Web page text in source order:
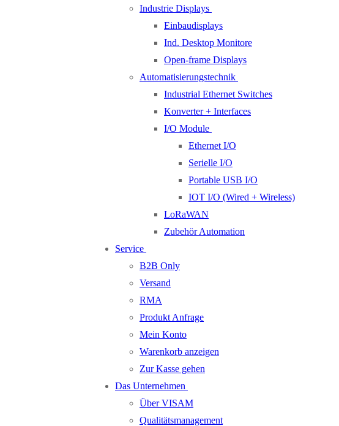
Industrie Displays
Einbaudisplays
Ind. Desktop Monitore
Open-frame Displays
Automatisierungstechnik
Industrial Ethernet Switches
Konverter + Interfaces
I/O Module
Ethernet I/O
Serielle I/O
Portable USB I/O
IOT I/O (Wired + Wireless)
LoRaWAN
Zubehör Automation
Service
B2B Only
Versand
RMA
Produkt Anfrage
Mein Konto
Warenkorb anzeigen
Zur Kasse gehen
Das Unternehmen
Über VISAM
Qualitätsmanagement